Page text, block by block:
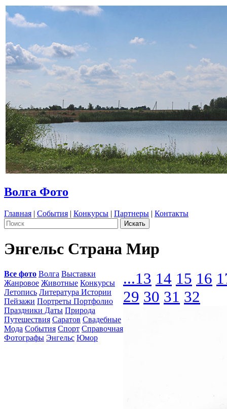
Волга Фото
Главная | События | Конкурсы | Партнеры | Контакты
Энгельс Страна Мир
Все фото Волга Выставки
Жанровое Животные Конкурсы
Летопись Литература Истории
Пейзажи Портреты Портфолио
Праздники Даты Природа
Путешествия Саратов Свадебные
Мода События Спорт Справочная
Фотографы Энгельс Юмор
...13 14 15 16
29 30 31 32